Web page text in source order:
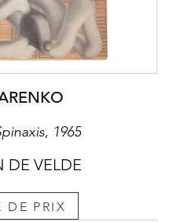
1965
DE VELDE
DE PRIX